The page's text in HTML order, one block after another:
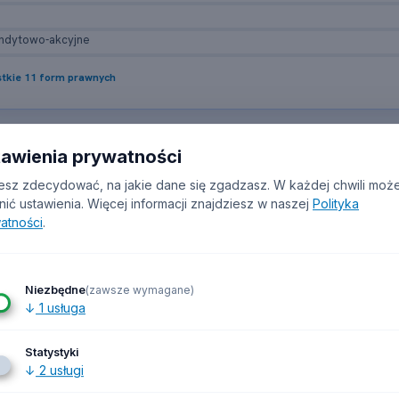
akcyjne
11 form prawnych
w pliku
✓ Imię
CSV/XLSX. Wypełnienie poszczególnych pól zależy od dostępności danych w
firm wg roku
prywatności
zdecydować, na jakie dane się zgadzasz. W każdej chwili
ustawienia. Więcej informacji znajdziesz w naszej Polityka
.
Niezbędne(zawsze wymagane)
↓ 1 usługa
Statystyki
↓ 2 usługi